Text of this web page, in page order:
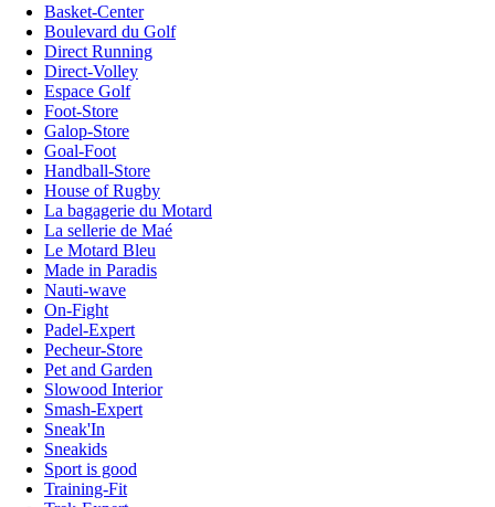
Basket-Center
Boulevard du Golf
Direct Running
Direct-Volley
Espace Golf
Foot-Store
Galop-Store
Goal-Foot
Handball-Store
House of Rugby
La bagagerie du Motard
La sellerie de Maé
Le Motard Bleu
Made in Paradis
Nauti-wave
On-Fight
Padel-Expert
Pecheur-Store
Pet and Garden
Slowood Interior
Smash-Expert
Sneak'In
Sneakids
Sport is good
Training-Fit